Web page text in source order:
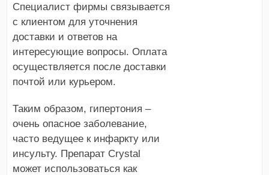
Специалист фирмы связывается
с клиентом для уточнения
доставки и ответов на
интересующие вопросы. Оплата
осуществляется после доставки
почтой или курьером.
Таким образом, гипертония –
очень опасное заболевание,
часто ведущее к инфаркту или
инсульту. Препарат Crystal
может использоваться как